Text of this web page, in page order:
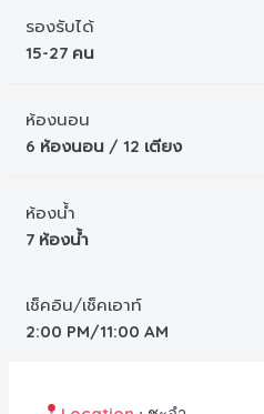
รองรับได้
15-27 คน
ห้องนอน
6 ห้องนอน / 12 เตียง
ห้องน้ำ
7 ห้องน้ำ
เช็คอิน/เช็คเอาท์
2:00 PM/11:00 AM